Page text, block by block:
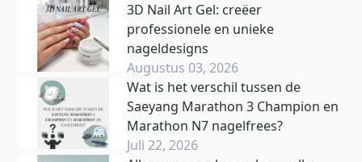
3D Nail Art Gel: creëer
professionele en unieke
nageldesigns
Augustus 03, 2026
Wat is het verschil tussen de
Saeyang Marathon 3 Champion en
Marathon N7 nagelfrees?
Juli 22, 2026